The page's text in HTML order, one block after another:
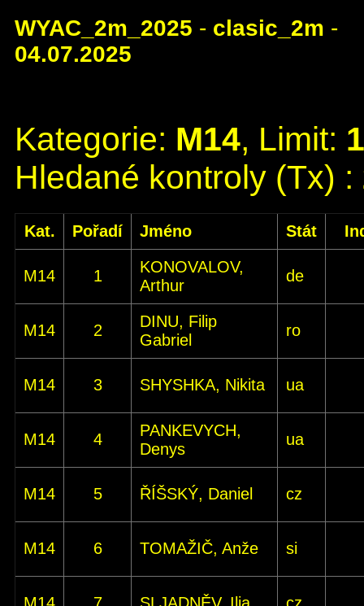
WYAC_2m_2025 - clasic_2m -
04.07.2025
Kategorie: M14, Limit:
Hledané kontroly (Tx) :
Kat. Pořadí Jméno Stát
M14 1
KONOVALOV,
Arthur
de
M14 2
DINU, Filip
Gabriel
ro
M14 3 SHYSHKA, Nikita ua
M14 4
PANKEVYCH,
Denys
ua
M14 5 ŘÍŠSKÝ, Daniel cz
M14 6 TOMAŽIČ, Anže si